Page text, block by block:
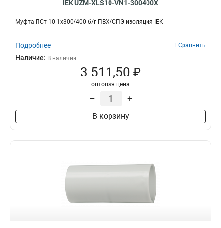
IEK UZM-XLS10-VN1-300400X
Муфта ПСт-10 1х300/400 б/г ПВХ/СПЭ изоляция IEK
Подробнее Сравнить
Наличие: В наличии
3 511,50 ₽
оптовая цена
– +
В корзину